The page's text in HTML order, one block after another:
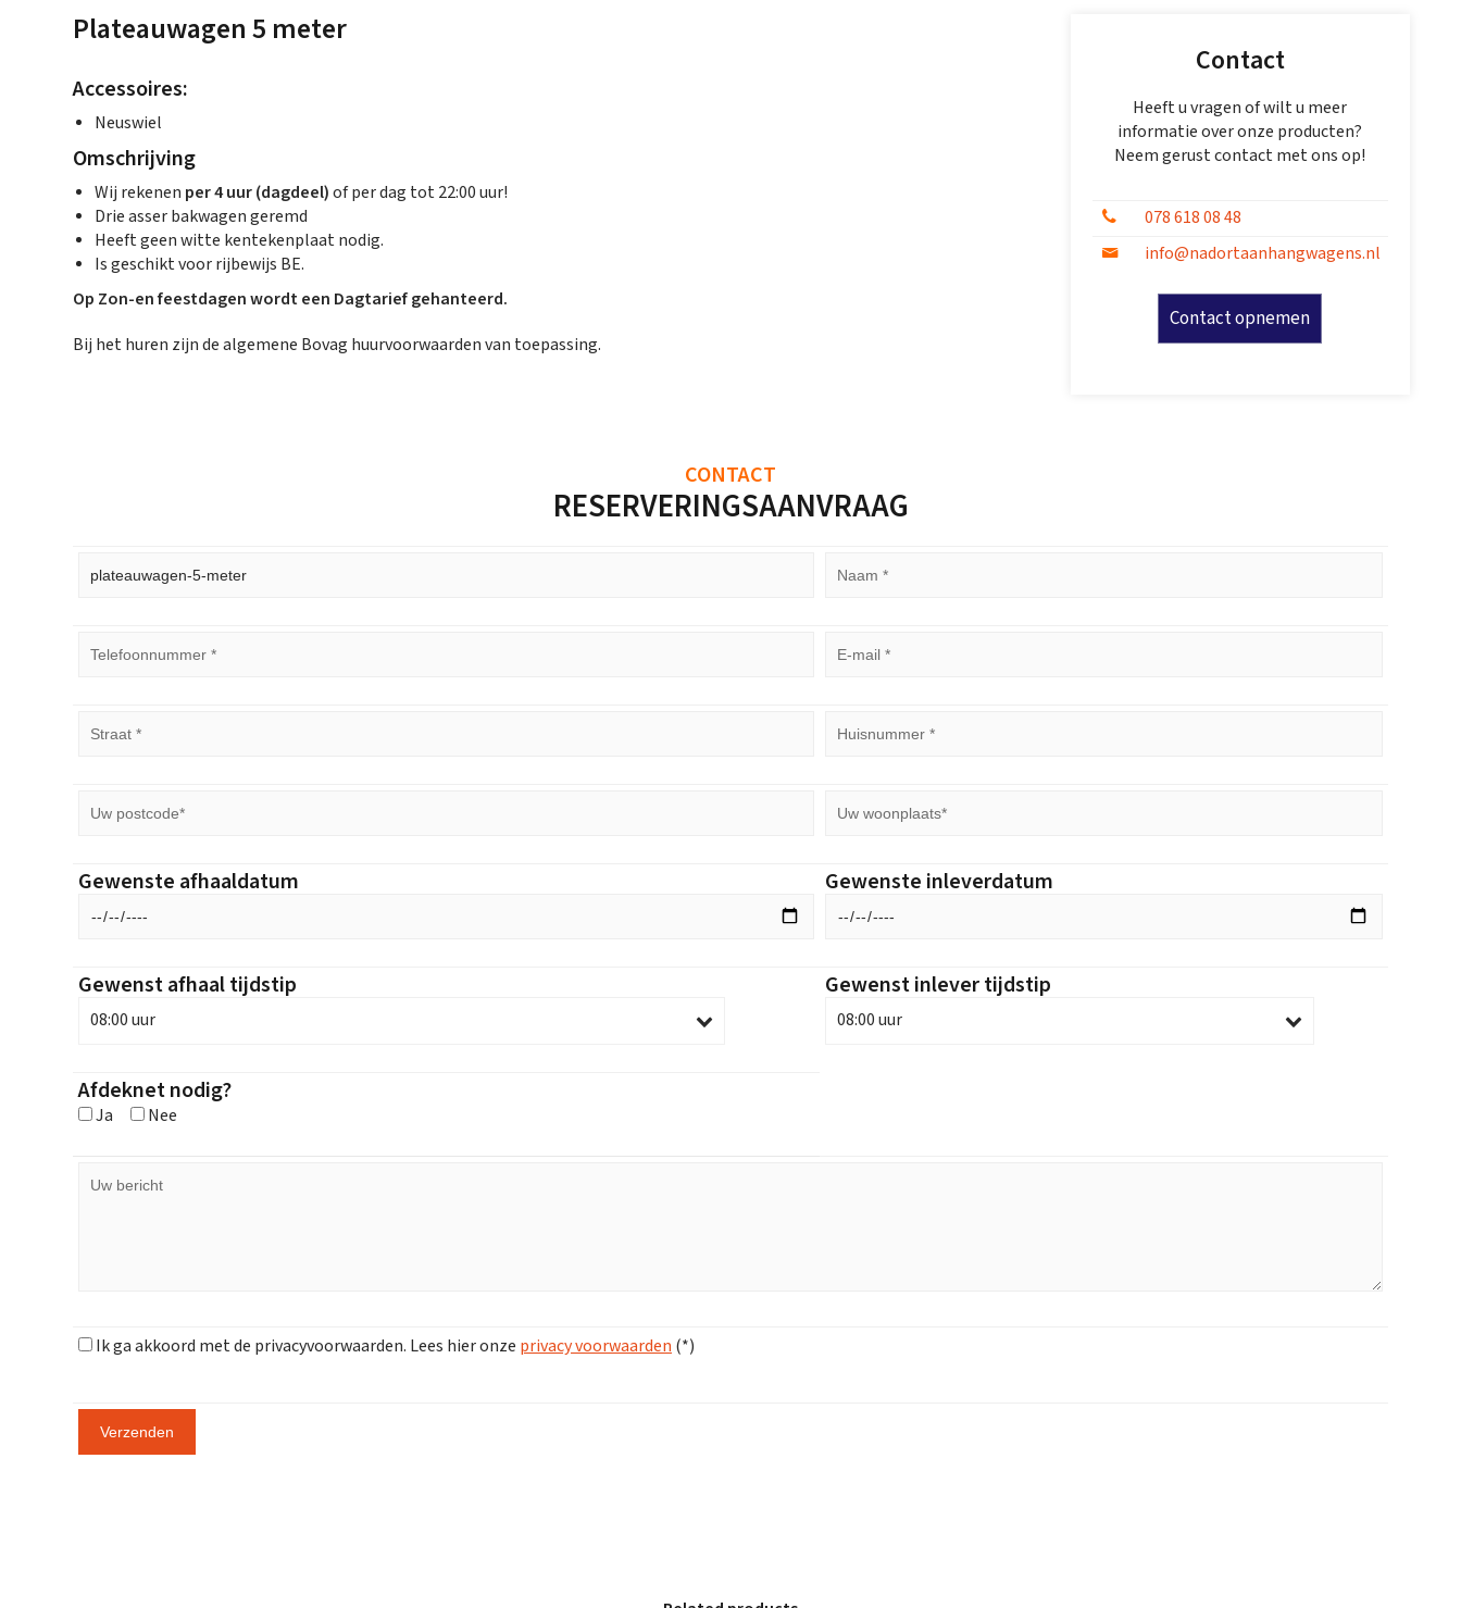
Plateauwagen 5 meter
Accessoires:
Neuswiel
Omschrijving
Wij rekenen per 4 uur (dagdeel)of per dag tot 22:00 uur!
Drie asser bakwagen geremd
Heeft geen witte kentekenplaat nodig.
Is geschikt voor rijbewijs BE.
Op Zon-en feestdagen wordt een Dagtarief gehanteerd.
Bij het huren zijn de algemene Bovag huurvoorwaarden van toepassing.
Contact
Heeft u vragen of wilt u meer
informatie over onze producten?
Neem gerust contact met ons op!
078 618 08 48
info@nadortaanhangwagens.nl
Contact opnemen
CONTACT
RESERVERINGSAANVRAAG
Gewenste afhaaldatum Gewenste inleverdatum
Gewenst afhaal tijdstip
08:00 uur
Gewenst inlever tijdstip
08:00 uur
Afdeknet nodig?
Ja Nee
Ik ga akkoord met de privacyvoorwaarden. Lees hier onze privacy voorwaarden (*)